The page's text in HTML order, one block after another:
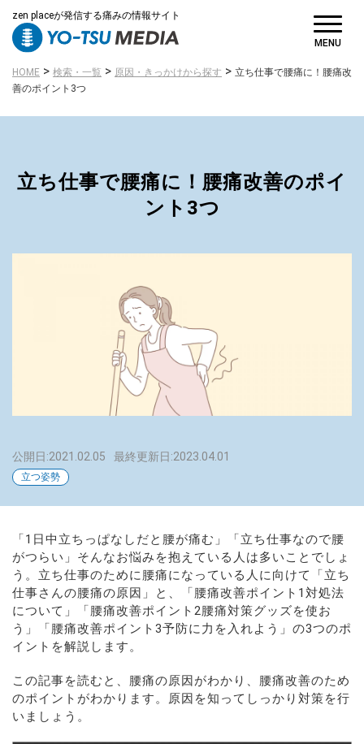
zen placeが発信する痛みの情報サイト
MENU
HOME > 検索・一覧 > 原因・きっかけから探す > 立ち仕事で腰痛に！腰痛改
善のポイント3つ
立ち仕事で腰痛に！腰痛改善のポイ
ント3つ
公開日:2021.02.05 最終更新日:2023.04.01
立つ姿勢
「1日中立ちっぱなしだと腰が痛む」「立ち仕事なので腰
がつらい」そんなお悩みを抱えている人は多いことでしょ
う。立ち仕事のために腰痛になっている人に向けて「立ち
仕事さんの腰痛の原因」と、「腰痛改善ポイント1対処法
について」「腰痛改善ポイント2腰痛対策グッズを使お
う」「腰痛改善ポイント3予防に力を入れよう」の3つのポ
イントを解説します。
この記事を読むと、腰痛の原因がわかり、腰痛改善のため
のポイントがわかります。原因を知ってしっかり対策を行
いましょう。